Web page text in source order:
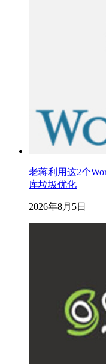
老蒋利用这2个
库垃圾优化
2026年8月5日